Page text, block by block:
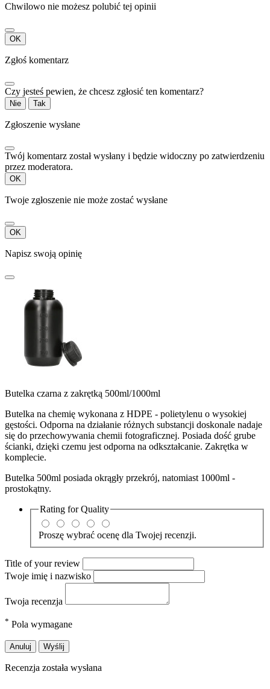
Chwilowo nie możesz polubić tej opinii
OK
Zgłoś komentarz
Czy jesteś pewien, że chcesz zgłosić ten komentarz?
Nie Tak
Zgłoszenie wysłane
Twój komentarz został wysłany i będzie widoczny po zatwierdzeniu
przez moderatora.
OK
Twoje zgłoszenie nie może zostać wysłane
OK
Napisz swoją opinię
Butelka czarna z zakrętką 500ml/1000ml
Butelka na chemię wykonana z HDPE - polietylenu o wysokiej
gęstości. Odporna na działanie różnych substancji doskonale nadaje
się do przechowywania chemii fotograficznej. Posiada dość grube
ścianki, dzięki czemu jest odporna na odkształcanie. Zakrętka w
komplecie.
Butelka 500ml posiada okrągły przekrój, natomiast 1000ml -
prostokątny.
Rating forQuality
Proszę wybrać ocenę dla Twojej recenzji.
Title of your review
Twoje imię i nazwisko
Twoja recenzja
* Pola wymagane
Anuluj Wyślij
Recenzja została wysłana